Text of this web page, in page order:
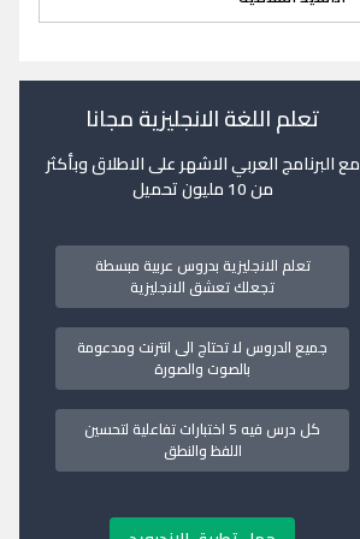
تعلم اللغة الانجليزية مجانا
مع البرنامج العربي الاشهر على الاطلاق وبأكثر
من 10 مليون تحميل
تعلم الانجليزية بدروس عربية مبسطة
تجعلك تعشق الانجليزية
جميع الدروس لا تحتاج الى انترنت ومدعومة
بالصوت والصورة
كل درس فيه 5 اختبارات تفاعلية لتحسين
اللفظ والنطق